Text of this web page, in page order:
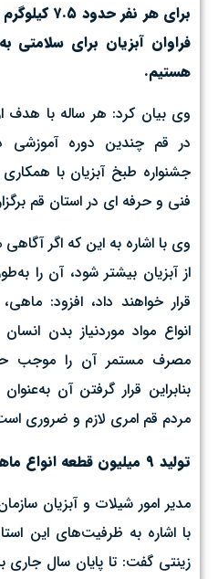
برای هر نفر
فراوان آبزیان برای سلامتی
هستیم.
وی بیان کرد: هر ساله با هدف
در قم چندین دوره
جشنواره طبخ آبزیان با
فنی و حرفه ای در استان قم
وی با اشاره به این که اگر
از آبزیان بیشتر شود،‌ آن را
قرار خواهند داد، افزود:
انواع مواد موردنیاز بدن
مصرف مستمر آن را موجب
بنابراین قرار گرفتن آن
مردم قم امری لازم و ضروری
تولید ۹ میلیون قطعه انواع ماهی زینتی در قم
مدیر امور شیلات و آبزیان
با اشاره به ظرفیت‌های این